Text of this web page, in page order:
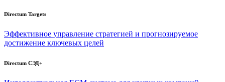
Directum Targets
Эффективное управление стратегией и прогнозируемое
достижение ключевых целей
Directum СЭД+